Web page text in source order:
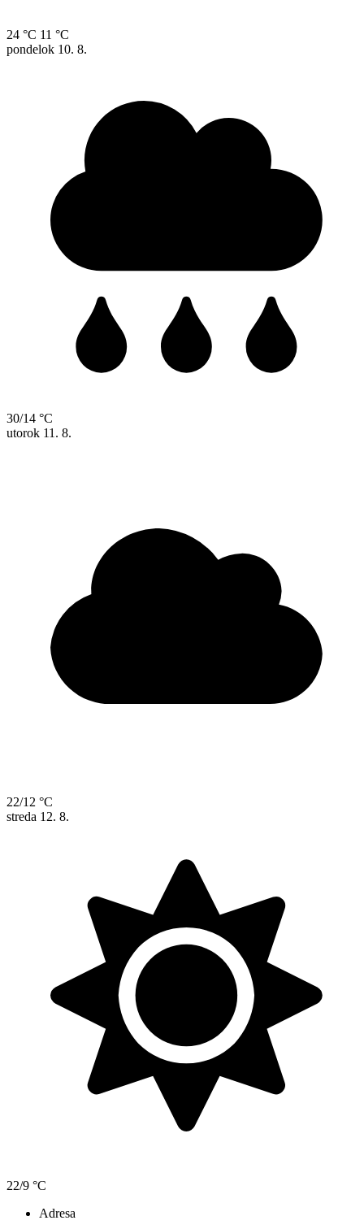
24 °C 11 °C
pondelok 10. 8.
30/14 °C
utorok 11. 8.
22/12 °C
streda 12. 8.
22/9 °C
Adresa